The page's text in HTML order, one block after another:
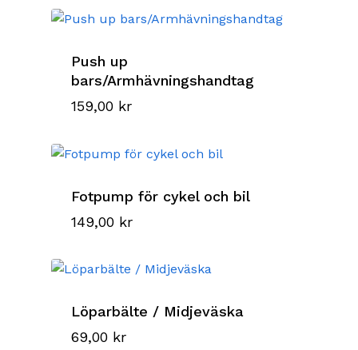
Push up
bars/Armhävningshandtag
159,00 kr
Fotpump för cykel och bil
149,00 kr
Löparbälte / Midjeväska
69,00 kr